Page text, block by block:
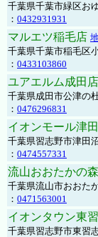
千葉県千葉市緑区お
： 0432931931
マルエツ稲毛店
千葉県千葉市稲毛区
： 0433103860
ユアエルム成田店
千葉県成田市公津の
： 0476296831
イオンモール津
千葉県習志野市津田
： 0474557331
流山おおたかの
千葉県流山市おおた
： 0471563001
イオンタウン東
千葉県習志野市東習